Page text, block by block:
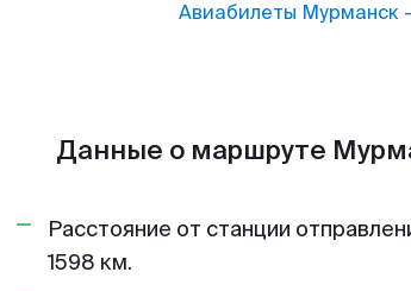
Авиабилеты Мурманск
Данные о маршруте
Расстояние от станции
1598 км.